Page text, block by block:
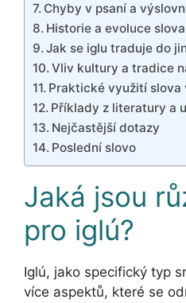
Chyby v psaní a
Historie a evoluce
Jak se iglu traduje do
Vliv kultury a tradice
Praktické využití slova
Příklady z literatury a
Nejčastější dotazy
Poslední slovo
Jaká jsou
pro iglú?
Iglú, jako specifický typ
více aspektů, které se